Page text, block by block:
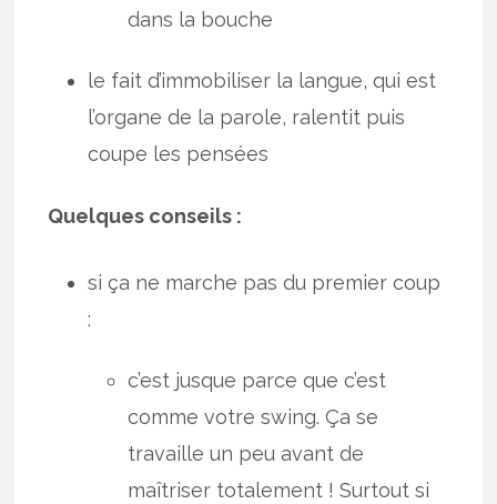
dans la bouche
le fait d’immobiliser la langue, qui est
l’organe de la parole, ralentit puis
coupe les pensées
Quelques conseils :
si ça ne marche pas du premier coup
:
c’est jusque parce que c’est
comme votre swing. Ça se
travaille un peu avant de
maîtriser totalement ! Surtout si